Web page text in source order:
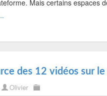
Mais certains espaces
des 12 vidéos sur
Olivier